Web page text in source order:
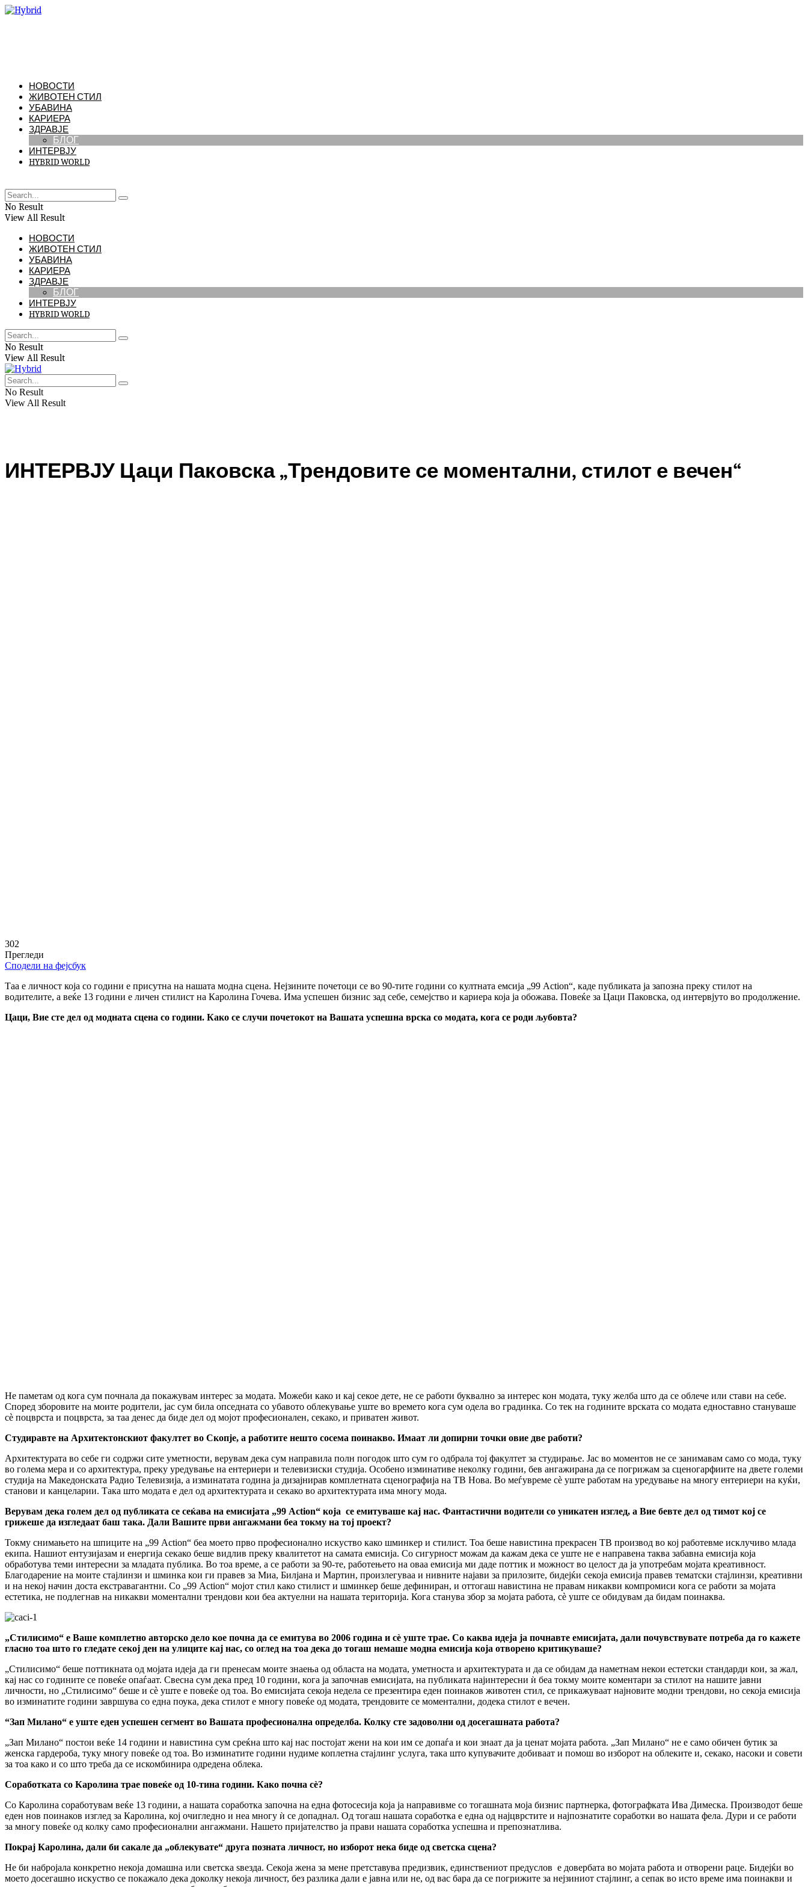
НОВОСТИ
ЖИВОТЕН СТИЛ
УБАВИНА
КАРИЕРА
ЗДРАВЈЕ
БЛОГ
ИНТЕРВЈУ
HYBRID WORLD
No Result
View All Result
НОВОСТИ
ЖИВОТЕН СТИЛ
УБАВИНА
КАРИЕРА
ЗДРАВЈЕ
БЛОГ
ИНТЕРВЈУ
HYBRID WORLD
No Result
View All Result
No Result
View All Result
ИНТЕРВЈУ Цаци Паковска „Трендовите се моментални, стилот е вечен“
302
Прегледи
Сподели на фејсбук
Таа е личност која со години е присутна на нашата модна сцена. Нејзините почетоци се во 90-тите години со култната емсија „99 Action“, каде публиката ја запозна преку стилот на
водителите, а веќе 13 години е личен стилист на Каролина Гочева. Има успешен бизнис зад себе, семејство и кариера која ја обожава. Повеќе за Цаци Паковска, од интервјуто во продолжение.
Цаци, Вие сте дел од модната сцена со години. Како се случи почетокот на Вашата успешна врска со модата, кога се роди љубовта?
Не паметам од кога сум почнала да покажувам интерес за модата. Можеби како и кај секое дете, не се работи буквално за интерес кон модата, туку желба што да се облече или стави на себе.
Според зборовите на моите родители, јас сум била опседната со убавото облекување уште во времето кога сум одела во градинка. Со тек на годините врската со модата едноставно стануваше
сè поцврста и поцврста, за таа денес да биде дел од мојот професионален, секако, и приватен живот.
Студиравте на Архитектонскиот факултет во Скопје, а работите нешто сосема поинакво. Имаат ли допирни точки овие две работи?
Архитектурата во себе ги содржи сите уметности, верувам дека сум направила полн погодок што сум го одбрала тој факултет за студирање. Јас во моментов не се занимавам само со мода, туку
во голема мера и со архитектура, преку уредување на ентериери и телевизиски студија. Особено изминативе неколку години, бев ангажирана да се погрижам за сценогарфиите на двете големи
студија на Македонската Радио Телевизија, а изминатата година ја дизајнирав комплетната сценографија на ТВ Нова. Во меѓувреме сè уште работам на уредување на многу ентериери на куќи,
станови и канцеларии. Така што модата е дел од архитектурата и секако во архитектурата има многу мода.
Верувам дека голем дел од публиката се сеќава на емисијата „99 Action“ која се емитуваше кај нас. Фантастични водители со уникатен изглед, а Вие бевте дел од тимот кој се
грижеше да изгледаат баш така. Дали Вашите први ангажмани беа токму на тој проект?
Токму снимањето на шпиците на „99 Action“ беа моето прво професионално искуство како шминкер и стилист. Тоа беше навистина прекрасен ТВ производ во кој работевме исклучиво млада
екипа. Нашиот ентузијазам и енергија секако беше видлив преку квалитетот на самата емисија. Со сигурност можам да кажам дека се уште не е направена таква забавна емисија која
обработува теми интересни за младата публика. Во тоа време, а се работи за 90-те, работењето на оваа емисија ми даде поттик и можност во целост да ја употребам мојата креативност.
Благодарение на моите стајлинзи и шминка кои ги правев за Миа, Билјана и Мартин, произлегуваа и нивните најави за прилозите, бидејќи секоја емисија правев тематски стајлинзи, креативни
и на некој начин доста екстравагантни. Со „99 Action“ мојот стил како стилист и шминкер беше дефиниран, и оттогаш навистина не правам никакви компромиси кога се работи за мојата
естетика, не подлегнав на никакви моментални трендови кои беа aктуелни на нашата територија. Кога станува збор за мојата работа, сè уште се обидувам да бидам поинаква.
„Стилисимо“ е Ваше комплетно авторско дело кое почна да се емитува во 2006 година и сè уште трае. Со каква идеја ја почнавте емисијата, дали почувствувате потреба да го кажете
гласно тоа што го гледате секој ден на улиците кај нас, со оглед на тоа дека до тогаш немаше модна емисија која отворено критикуваше?
„Стилисимо“ беше поттикната од мојата идеја да ги пренесам моите знаења од областа на модата, уметноста и архитектурата и да се обидам да наметнам некои естетски стандарди кои, за жал,
кај нас со годините се повеќе опаѓаат. Свесна сум дека пред 10 години, кога ја започнав емисијата, на публиката најинтересни ѝ беа токму моите коментари за стилот на нашите јавни
личности, но „Стилисимо“ беше и сè уште е повеќе од тоа. Во емисијата секоја недела се презентира еден поинаков животен стил, се прикажуваат најновите модни трендови, но секоја емисија
во изминатите години завршува со една поука, дека стилот е многу повеќе од модата, трендовите се моментални, додека стилот е вечен.
“Зап Милано“ е уште еден успешен сегмент во Вашата професионална определба. Колку сте задоволни од досегашната работа?
„Зап Милано“ постои веќе 14 години и навистина сум среќна што кај нас постојат жени на кои им се допаѓа и кои знаат да ја ценат мојата работа. „Зап Милано“ не е само обичен бутик за
женска гардероба, туку многу повеќе од тоа. Во изминатите години нудиме коплетна стајлинг услуга, така што купувачите добиваат и помош во изборот на облеките и, секако, насоки и совети
за тоа како и со што треба да се искомбинира одредена облека.
Соработката со Каролина трае повеќе од 10-тина години. Како почна сè?
Со Каролина соработувам веќе 13 години, а нашата соработка започна на една фотосесија која ја направивме со тогашната моја бизнис партнерка, фотографката Ива Димеска. Производот беше
еден нов поинаков изглед за Каролина, кој очигледно и неа многу ѝ се допаднал. Од тогаш нашата соработка е една од најцврстите и најпознатите соработки во нашата фела. Дури и се работи
за многу повеќе од колку само професионални ангажмани. Нашето пријателство ја прави нашата соработка успешна и препознатлива.
Покрај Каролина, дали би сакале да „облекувате“ друга позната личност, но изборот нека биде од светска сцена?
Не би набројала конкретно некоја домашна или светска ѕвезда. Секоја жена за мене претставува предизвик, единствениот предуслов е довербата во мојата работа и отворени раце. Бидејќи во
моето досегашно искуство се покажало дека доколку некоја личност, без разлика дали е јавна или не, од вас бара да се погрижите за нејзиниот стајлинг, а сепак во исто време има поинакви и